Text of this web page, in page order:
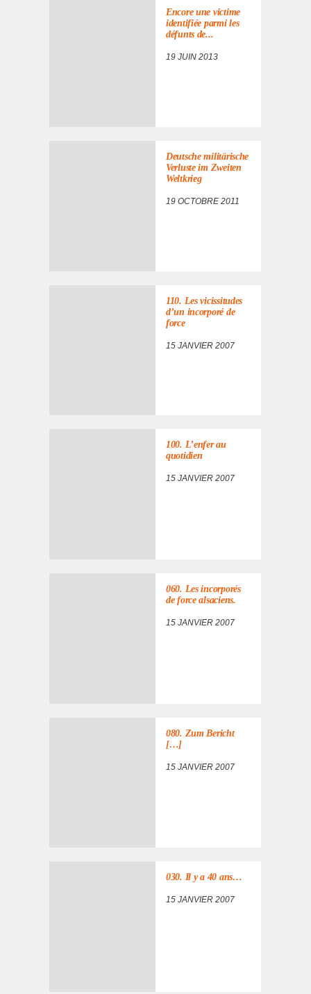
Encore une victime
iden­ti­fiée parmi les
défunts de...
19 JUIN 2013
Deutsche militä­rische
Verluste im Zwei­ten
Welt­krieg
19 OCTOBRE 2011
110. Les vicis­si­tudes
d’un incor­poré de
force
15 JANVIER 2007
100. L’en­fer au
quoti­dien
15 JANVIER 2007
060. Les incor­po­rés
de force alsa­ciens.
15 JANVIER 2007
080. Zum Bericht
[…]
15 JANVIER 2007
030. Il y a 40 ans…
15 JANVIER 2007